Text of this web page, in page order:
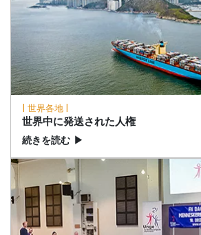
| 世界各地 |
世界中に発送された人権
続きを読む ▶